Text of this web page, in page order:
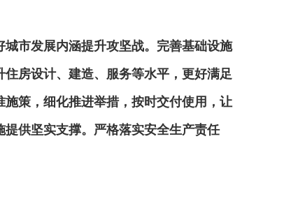
城市发展内涵提升攻坚战。 完善基础设施
住房设计、建造、服务等水平，更好满足
施策 ，细化推进举措， 按时交付使用， 让
供坚实支撑。严格落实安全生产责任